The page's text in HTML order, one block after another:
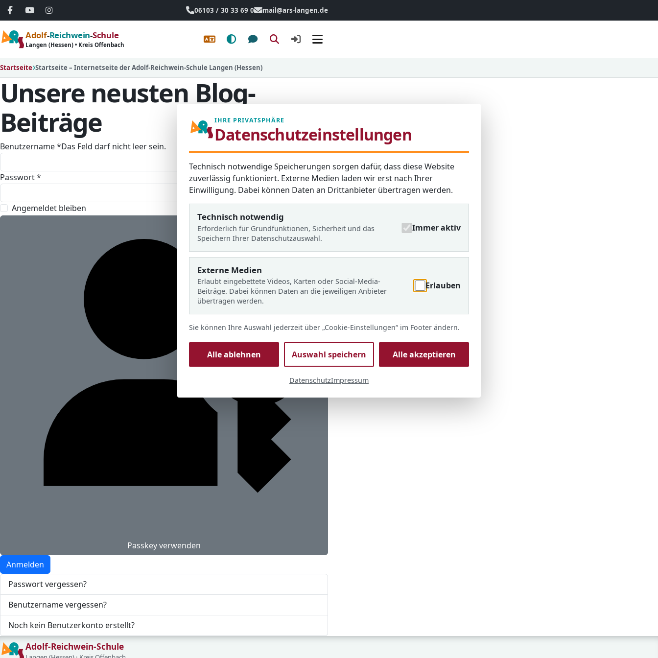
06103 / 30 33 69 0 mail@ars-langen.de
Adolf-Reichwein-Schule
Langen (Hessen) • Kreis Offenbach
Menü
Startseite Startseite – Internetseite der Adolf-Reichwein-Schule Langen (Hessen)
Unsere neusten Blog-
Beiträge
Benutzername*Das Feld darf nicht leer sein.
Passwort*
Passwort anzeigen
Angemeldet bleiben
Passkey verwenden
Anmelden
Passwort vergessen?
Benutzername vergessen?
Noch kein Benutzerkonto erstellt?
Adolf-Reichwein-Schule
IHRE PRIVATSPHÄRE
Datenschutzeinstellungen
Technisch notwendige Speicherungen sorgen dafür, dass diese Website
zuverlässig funktioniert. Externe Medien laden wir erst nach Ihrer
Einwilligung. Dabei können Daten an Drittanbieter übertragen werden.
Technisch notwendig
Erforderlich für Grundfunktionen, Sicherheit und das
Speichern Ihrer Datenschutzauswahl.
Immer aktiv
Externe Medien
Erlaubt eingebettete Videos, Karten oder Social-Media-
Beiträge. Dabei können Daten an die jeweiligen Anbieter
übertragen werden.
Erlauben
Sie können Ihre Auswahl jederzeit über „Cookie-Einstellungen“ im Footer ändern.
Alle ablehnen Auswahl speichern Alle akzeptieren
DatenschutzImpressum